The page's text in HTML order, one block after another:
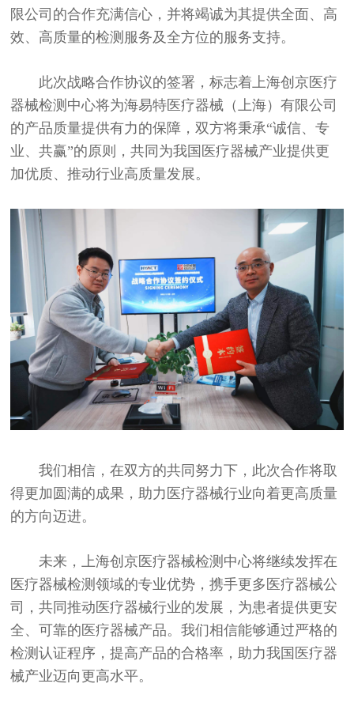
限公司的合作充满信心，并将竭诚为其提供全面、高
效、高质量的检测服务及全方位的服务支持。
此次战略合作协议的签署，标志着上海创京医疗
器械检测中心将为海易特医疗器械（上海）有限公司
的产品质量提供有力的保障，双方将秉承“诚信、专
业、共赢”的原则，共同为我国医疗器械产业提供更
加优质、推动行业高质量发展。
我们相信，在双方的共同努力下，此次合作将取
得更加圆满的成果，助力医疗器械行业向着更高质量
的方向迈进。
未来，上海创京医疗器械检测中心将继续发挥在
医疗器械检测领域的专业优势，携手更多医疗器械公
司，共同推动医疗器械行业的发展，为患者提供更安
全、可靠的医疗器械产品。我们相信能够通过严格的
检测认证程序，提高产品的合格率，助力我国医疗器
械产业迈向更高水平。